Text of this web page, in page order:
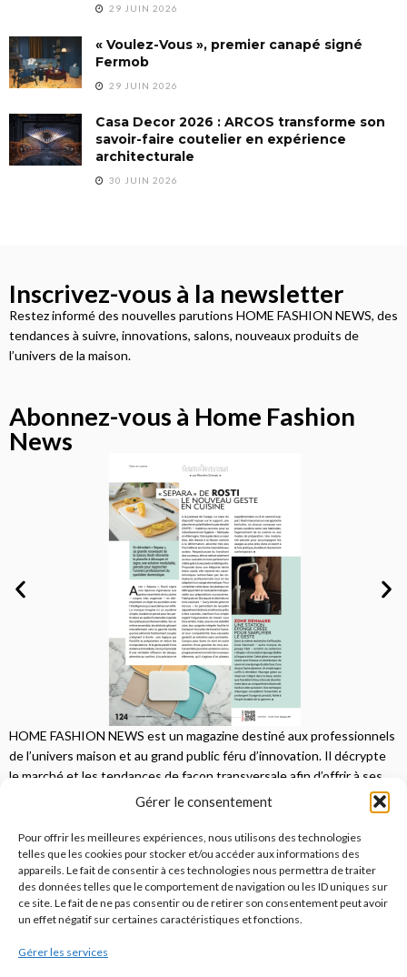
Gérer le consentement
Pour offrir les meilleures expériences, nous utilisons des technologies
telles que les cookies pour stocker et/ou accéder aux informations des
appareils. Le fait de consentir à ces technologies nous permettra de traiter
des données telles que le comportement de navigation ou les ID uniques sur
ce site. Le fait de ne pas consentir ou de retirer son consentement peut avoir
un effet négatif sur certaines caractéristiques et fonctions.
Gérer les services
29 JUIN 2026
« Voulez-Vous », premier canapé signé
Fermob
29 JUIN 2026
Casa Decor 2026 : ARCOS transforme son
savoir-faire coutelier en expérience
architecturale
30 JUIN 2026
Inscrivez-vous à la newsletter
Restez informé des nouvelles parutions HOME FASHION NEWS, des
tendances à suivre, innovations, salons, nouveaux produits de
l’univers de la maison.
Abonnez-vous à Home Fashion
News
HOME FASHION NEWS est un magazine destiné aux professionnels
de l’univers maison et au grand public féru d’innovation. Il décrypte
le marché et les tendances de façon transversale afin d’offrir à ses
lecteurs une vision complète.
JE M'ABONNE